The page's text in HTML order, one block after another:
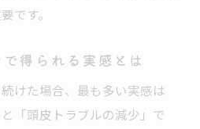
です。
得られる実感とは
けた場合、最も多い実感は
「頭皮トラブルの減少」で